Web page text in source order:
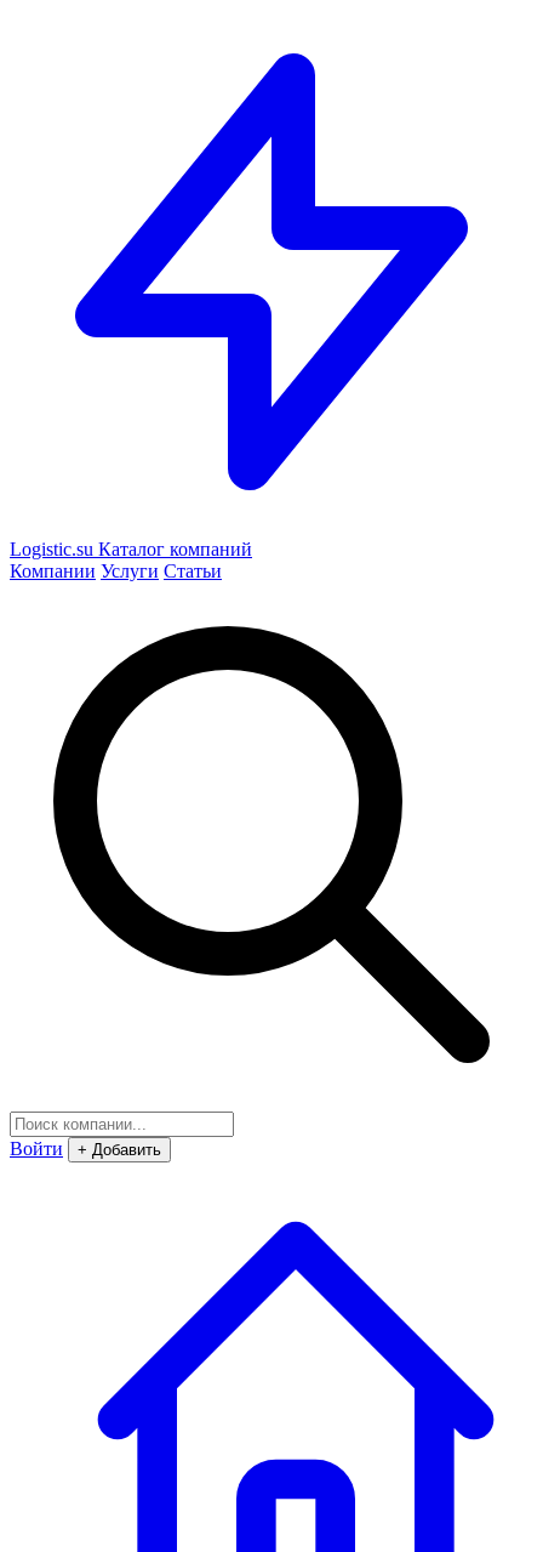
Logistic.su Каталог компаний
Компании Услуги Статьи
Войти + Добавить